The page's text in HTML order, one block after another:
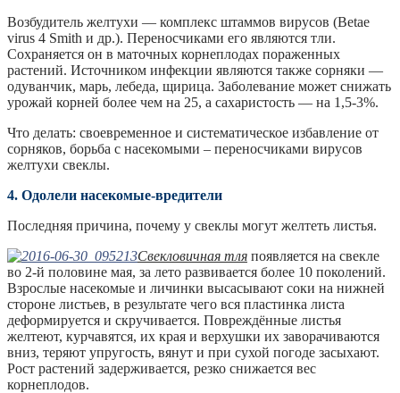
Возбудитель желтухи — комплекс штаммов вирусов (Betae
virus 4 Smith и др.). Переносчиками его являются тли.
Сохраняется он в маточных корнеплодах пораженных
растений. Источником инфекции являются также сорняки —
одуванчик, марь, лебеда, щирица. Заболевание может снижать
урожай корней более чем на 25, а сахаристость — на 1,5-3%.
Что делать: своевременное и систематическое избавление от
сорняков, борьба с насекомыми – переносчиками вирусов
желтухи свеклы.
4. Одолели насекомые-вредители
Последняя причина, почему у свеклы могут желтеть листья.
Свекловичная тля появляется на свекле
во 2-й половине мая, за лето развивается более 10 поколений.
Взрослые насекомые и личинки высасывают соки на нижней
стороне листьев, в результате чего вся пластинка листа
деформируется и скручивается. Повреждённые листья
желтеют, курчавятся, их края и верхушки их заворачиваются
вниз, теряют упругость, вянут и при сухой погоде засыхают.
Рост растений задерживается, резко снижается вес
корнеплодов.